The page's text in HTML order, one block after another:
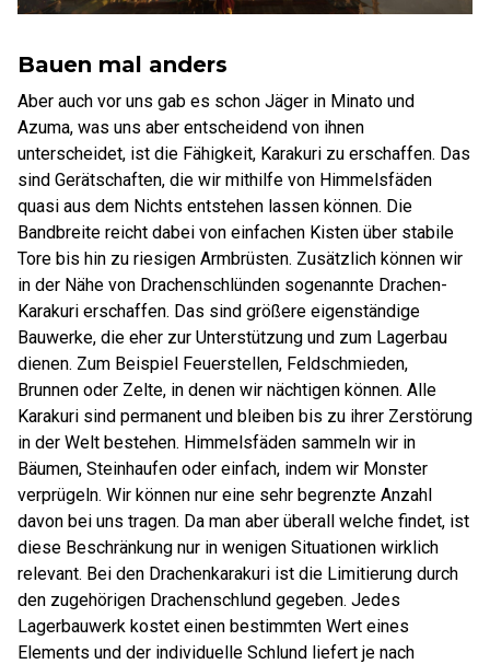
Bauen mal anders
Aber auch vor uns gab es schon Jäger in Minato und
Azuma, was uns aber entscheidend von ihnen
unterscheidet, ist die Fähigkeit, Karakuri zu erschaffen. Das
sind Gerätschaften, die wir mithilfe von Himmelsfäden
quasi aus dem Nichts entstehen lassen können. Die
Bandbreite reicht dabei von einfachen Kisten über stabile
Tore bis hin zu riesigen Armbrüsten. Zusätzlich können wir
in der Nähe von Drachenschlünden sogenannte Drachen-
Karakuri erschaffen. Das sind größere eigenständige
Bauwerke, die eher zur Unterstützung und zum Lagerbau
dienen. Zum Beispiel Feuerstellen, Feldschmieden,
Brunnen oder Zelte, in denen wir nächtigen können. Alle
Karakuri sind permanent und bleiben bis zu ihrer Zerstörung
in der Welt bestehen. Himmelsfäden sammeln wir in
Bäumen, Steinhaufen oder einfach, indem wir Monster
verprügeln. Wir können nur eine sehr begrenzte Anzahl
davon bei uns tragen. Da man aber überall welche findet, ist
diese Beschränkung nur in wenigen Situationen wirklich
relevant. Bei den Drachenkarakuri ist die Limitierung durch
den zugehörigen Drachenschlund gegeben. Jedes
Lagerbauwerk kostet einen bestimmten Wert eines
Elements und der individuelle Schlund liefert je nach